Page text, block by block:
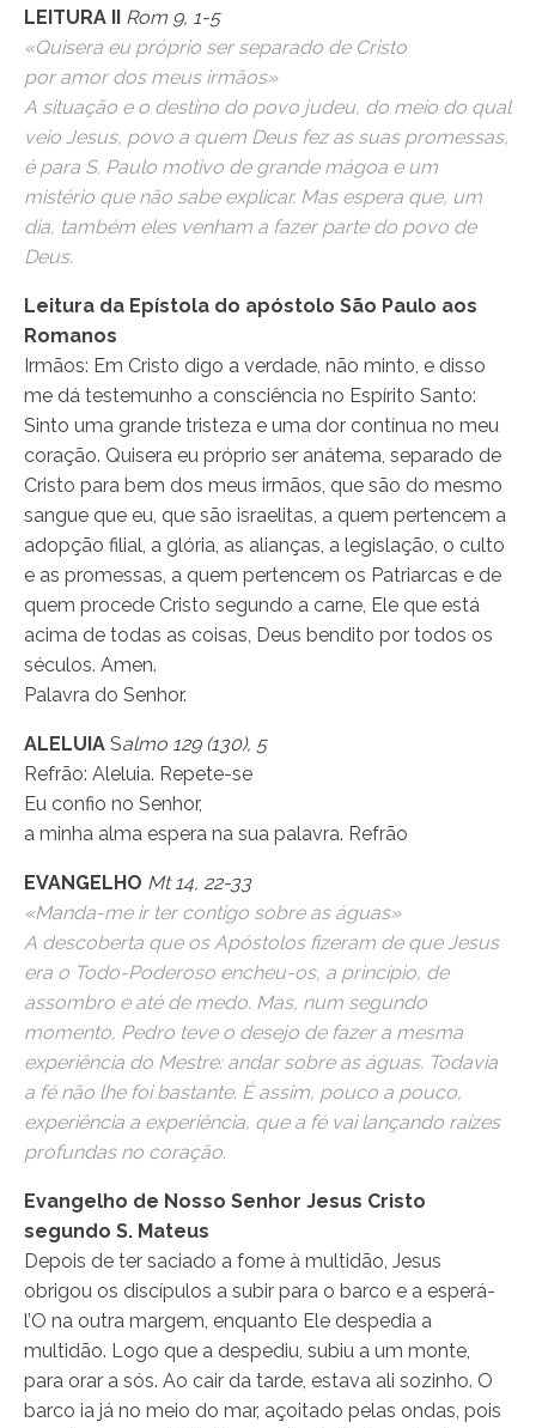
LEITURA II Rom 9, 1-5
«Quisera eu próprio ser separado de Cristo
por amor dos meus irmãos»
A situação e o destino do povo judeu, do meio do qual
veio Jesus, povo a quem Deus fez as suas promessas,
é para S. Paulo motivo de grande mágoa e um
mistério que não sabe explicar. Mas espera que, um
dia, também eles venham a fazer parte do povo de
Deus.
Leitura da Epístola do apóstolo São Paulo aos
Romanos
Irmãos: Em Cristo digo a verdade, não minto, e disso
me dá testemunho a consciência no Espírito Santo:
Sinto uma grande tristeza e uma dor contínua no meu
coração. Quisera eu próprio ser anátema, separado de
Cristo para bem dos meus irmãos, que são do mesmo
sangue que eu, que são israelitas, a quem pertencem a
adopção filial, a glória, as alianças, a legislação, o culto
e as promessas, a quem pertencem os Patriarcas e de
quem procede Cristo segundo a carne, Ele que está
acima de todas as coisas, Deus bendito por todos os
séculos. Amen.
Palavra do Senhor.
ALELUIA Salmo 129 (130), 5
Refrão: Aleluia. Repete-se
Eu confio no Senhor,
a minha alma espera na sua palavra. Refrão
EVANGELHO Mt 14, 22-33
«Manda-me ir ter contigo sobre as águas»
A descoberta que os Apóstolos fizeram de que Jesus
era o Todo-Poderoso encheu-os, a princípio, de
assombro e até de medo. Mas, num segundo
momento, Pedro teve o desejo de fazer a mesma
experiência do Mestre: andar sobre as águas. Todavia
a fé não lhe foi bastante. É assim, pouco a pouco,
experiência a experiência, que a fé vai lançando raízes
profundas no coração.
Evangelho de Nosso Senhor Jesus Cristo
segundo S. Mateus
Depois de ter saciado a fome à multidão, Jesus
obrigou os discípulos a subir para o barco e a esperá-
l’O na outra margem, enquanto Ele despedia a
multidão. Logo que a despediu, subiu a um monte,
para orar a sós. Ao cair da tarde, estava ali sozinho. O
barco ia já no meio do mar, açoitado pelas ondas, pois